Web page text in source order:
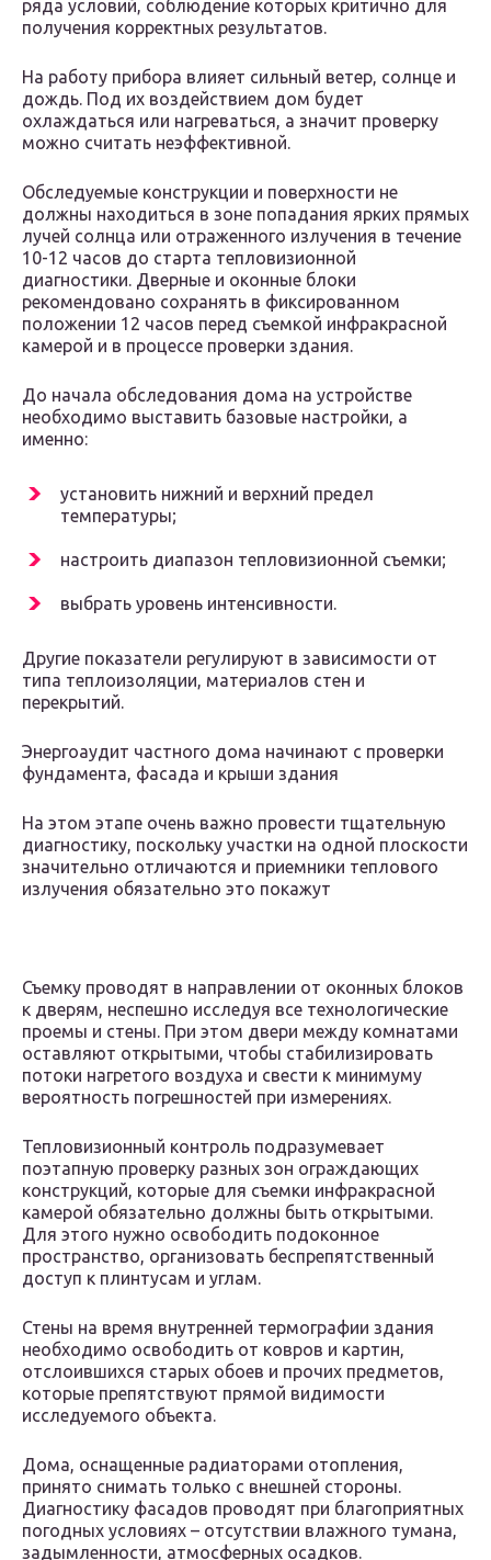
ряда условий, соблюдение которых критично для
получения корректных результатов.
На работу прибора влияет сильный ветер, солнце и
дождь. Под их воздействием дом будет
охлаждаться или нагреваться, а значит проверку
можно считать неэффективной.
Обследуемые конструкции и поверхности не
должны находиться в зоне попадания ярких прямых
лучей солнца или отраженного излучения в течение
10-12 часов до старта тепловизионной
диагностики. Дверные и оконные блоки
рекомендовано сохранять в фиксированном
положении 12 часов перед съемкой инфракрасной
камерой и в процессе проверки здания.
До начала обследования дома на устройстве
необходимо выставить базовые настройки, а
именно:
установить нижний и верхний предел
температуры;
настроить диапазон тепловизионной съемки;
выбрать уровень интенсивности.
Другие показатели регулируют в зависимости от
типа теплоизоляции, материалов стен и
перекрытий.
Энергоаудит частного дома начинают с проверки
фундамента, фасада и крыши здания
На этом этапе очень важно провести тщательную
диагностику, поскольку участки на одной плоскости
значительно отличаются и приемники теплового
излучения обязательно это покажут
Съемку проводят в направлении от оконных блоков
к дверям, неспешно исследуя все технологические
проемы и стены. При этом двери между комнатами
оставляют открытыми, чтобы стабилизировать
потоки нагретого воздуха и свести к минимуму
вероятность погрешностей при измерениях.
Тепловизионный контроль подразумевает
поэтапную проверку разных зон ограждающих
конструкций, которые для съемки инфракрасной
камерой обязательно должны быть открытыми.
Для этого нужно освободить подоконное
пространство, организовать беспрепятственный
доступ к плинтусам и углам.
Стены на время внутренней термографии здания
необходимо освободить от ковров и картин,
отслоившихся старых обоев и прочих предметов,
которые препятствуют прямой видимости
исследуемого объекта.
Дома, оснащенные радиаторами отопления,
принято снимать только с внешней стороны.
Диагностику фасадов проводят при благоприятных
погодных условиях – отсутствии влажного тумана,
задымленности, атмосферных осадков.